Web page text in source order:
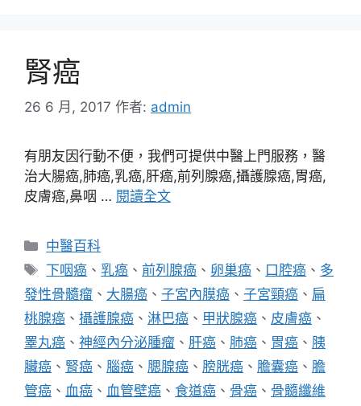
腎癌
26 6 月, 2017 作者: admin
有朋友因行動不便，我們可提供中醫上門服務，醫
治大腸癌,肺癌,乳癌,肝癌,前列腺癌,攝護腺癌,胃癌,
皮膚癌,鼻咽 … 閱讀全文
分
類
中醫百科
標
籤
下咽癌 、 乳癌 、前列腺癌 、 卵巢癌 、 口腔癌 、 多
發性骨髓瘤 、 大腸癌 、 子宮內膜癌 、 子宮頸癌 、 扁
桃腺癌 、 攝護腺癌 、 淋巴癌 、 甲狀腺癌 、 皮膚癌 、
睪丸癌 、 神經內分泌腫瘤 、 肝癌 、 肺癌 、 胃癌 、 胰
臟癌 、 腎癌 、 腦癌 、 腮腺癌 、 膀胱癌 、 膽囊癌 、 膽
管癌 、 血癌 、 血管壁癌 、 食道癌 、 骨癌 、 骨髓纖維